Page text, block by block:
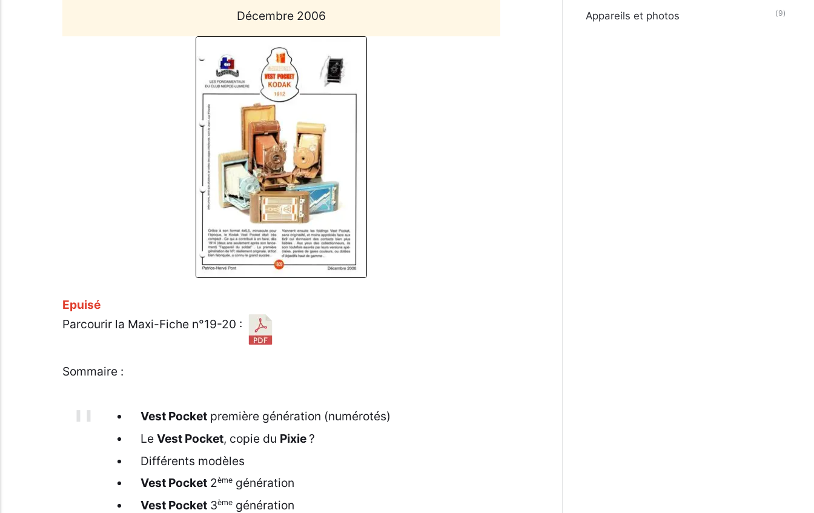
Décembre 2006
Epuisé
Parcourir la Maxi-Fiche n°19-20 :
Sommaire :
Vest Pocketpremière génération (numérotés)
Le Vest Pocket, copie du Pixie ?
Différents modèles
Vest Pocket2èmegénération
Vest Pocket3èmegénération
Appareils et photos (9)